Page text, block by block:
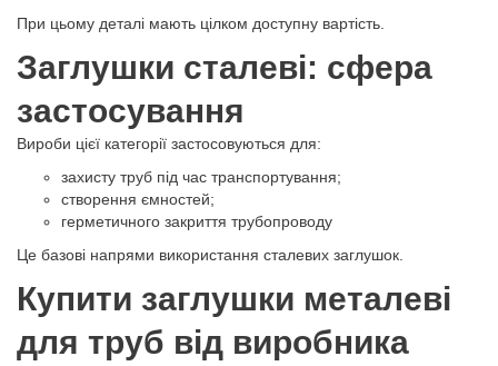
При цьому деталі мають цілком доступну вартість.
Заглушки сталеві: сфера
застосування
Вироби цієї категорії застосовуються для:
захисту труб під час транспортування;
створення ємностей;
герметичного закриття трубопроводу
Це базові напрями використання сталевих заглушок.
Купити заглушки металеві
для труб від виробника